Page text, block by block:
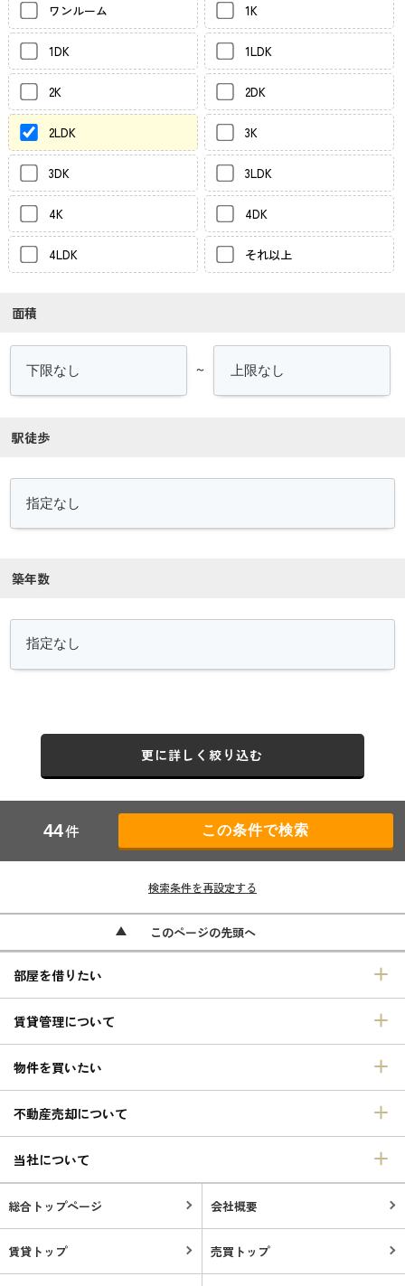
ワンルーム 1K
1DK 1LDK
2K 2DK
2LDK 3K
3DK 3LDK
4K 4DK
4LDK それ以上
面積
～
駅徒歩
築年数
更に詳しく絞り込む
44件
検索条件を再設定する
このページの先頭へ
部屋を借りたい
賃貸管理について
物件を買いたい
不動産売却について
当社について
総合トップページ 会社概要
賃貸トップ 売買トップ